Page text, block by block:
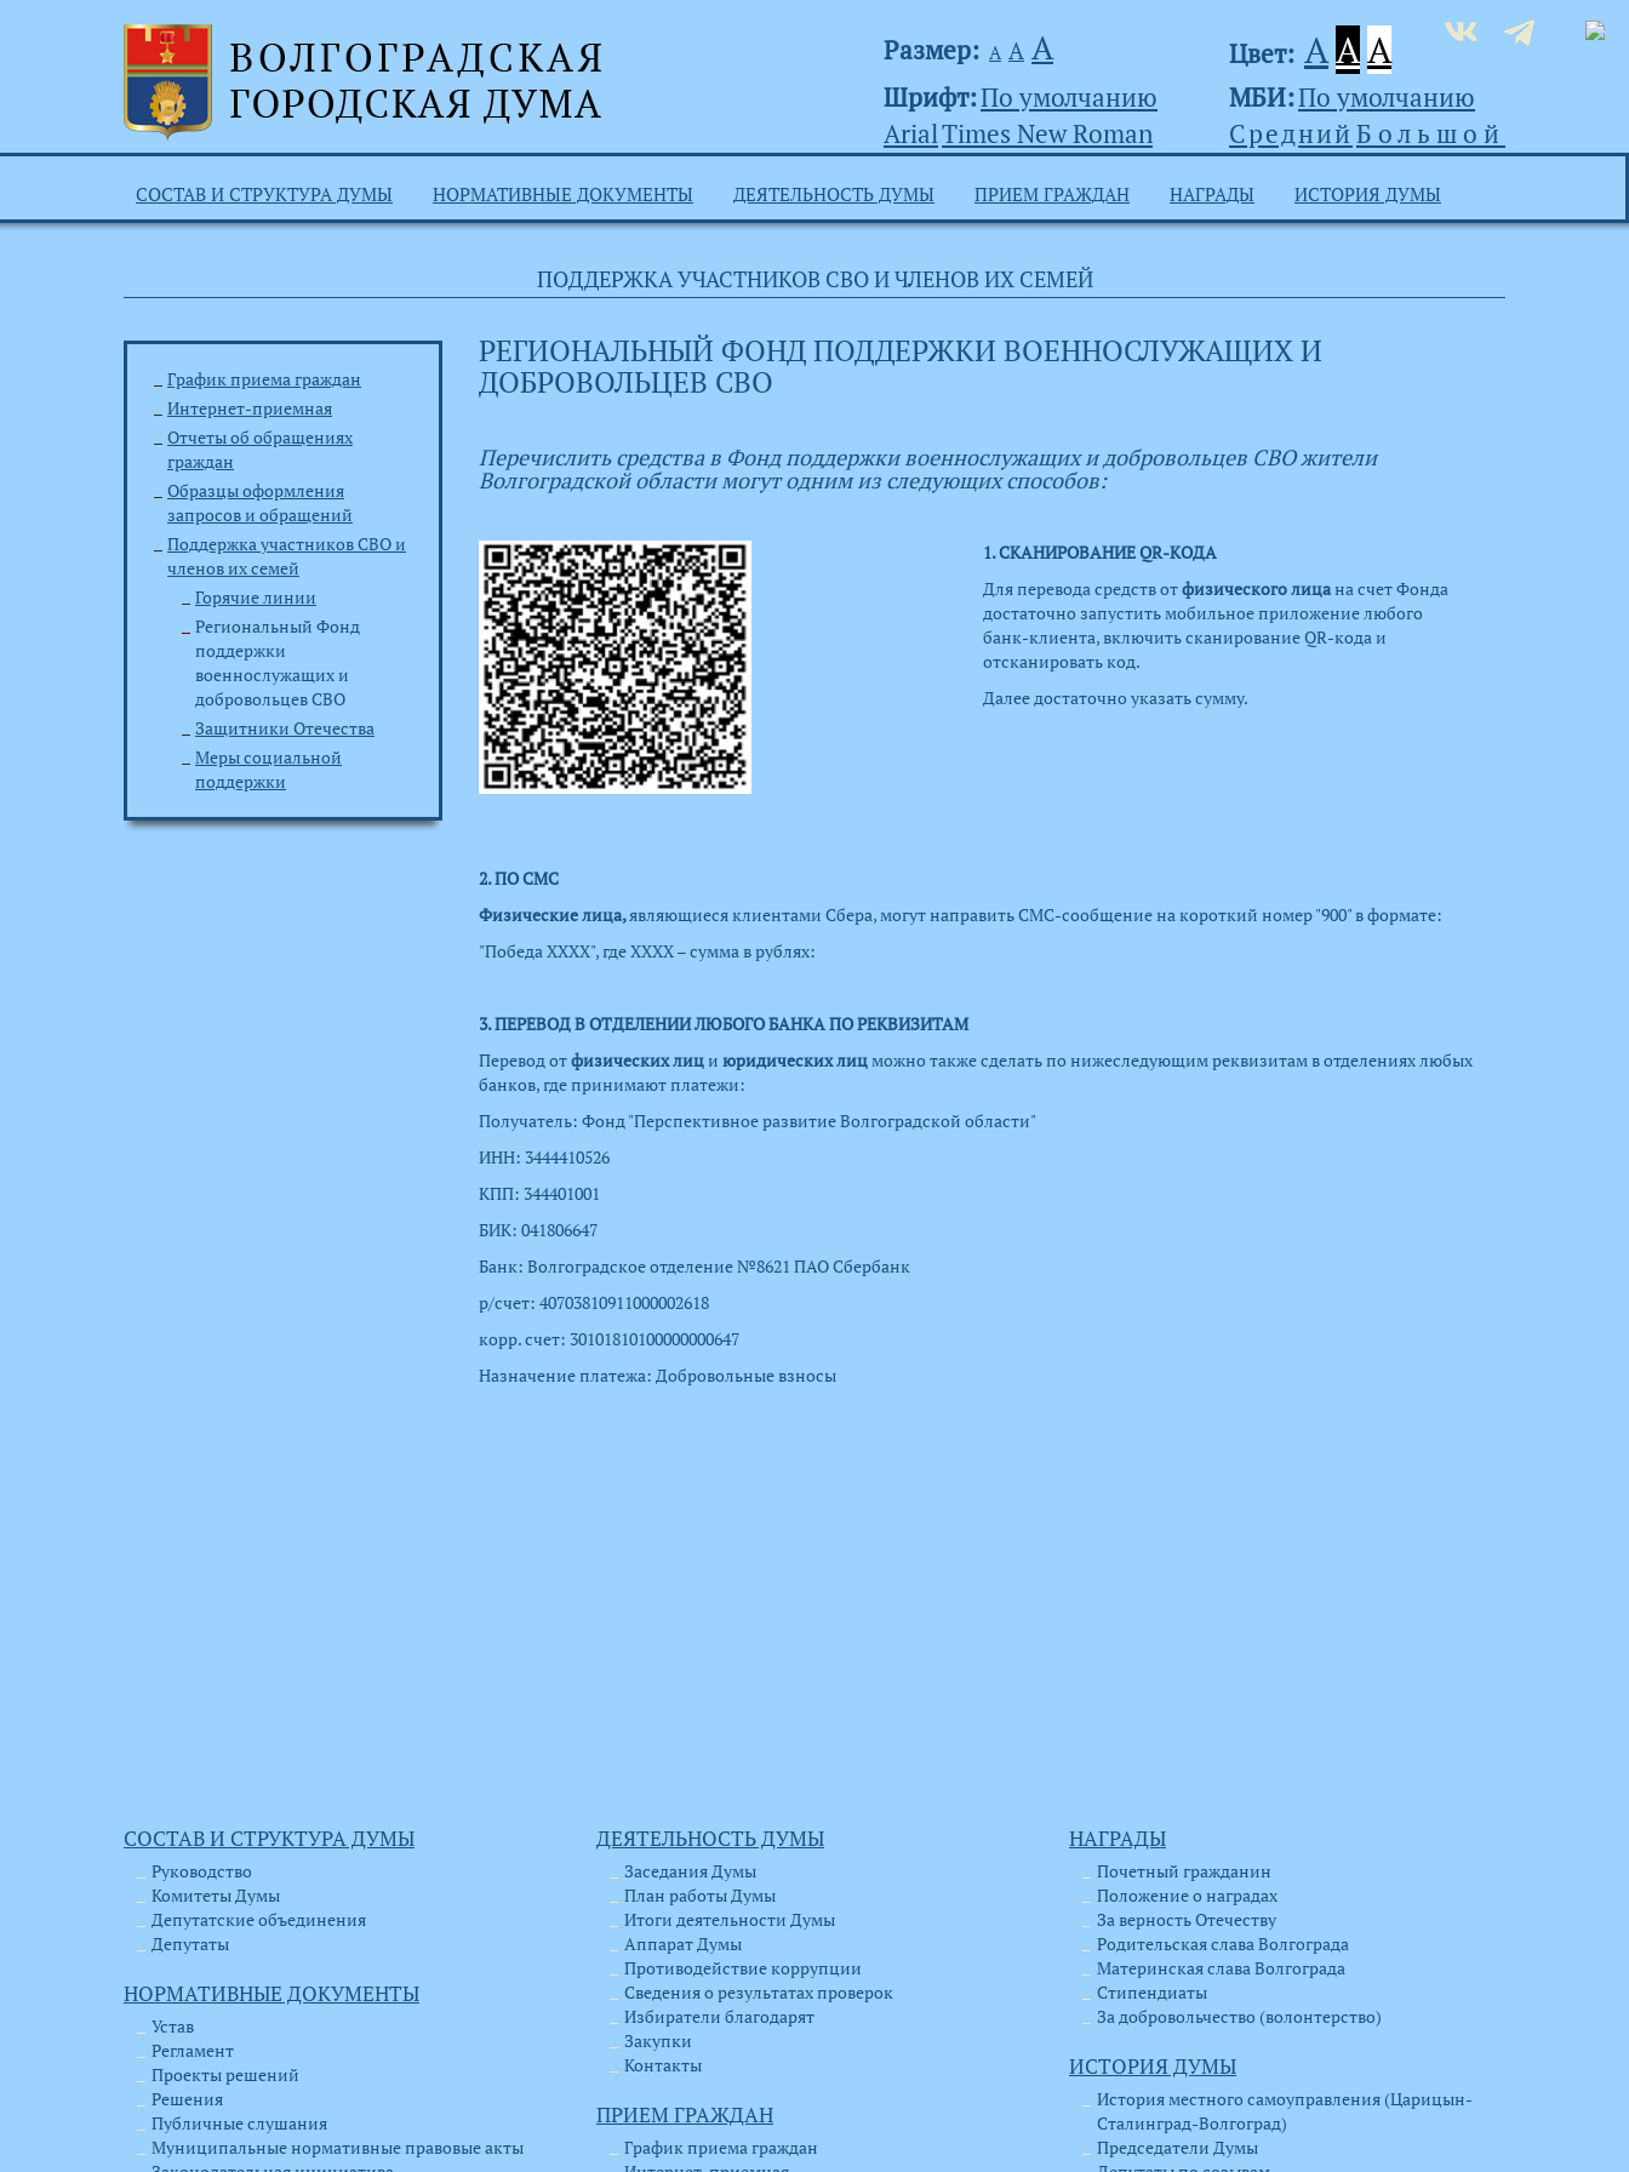
Размер: А А А Цвет: AAA
Шрифт:По умолчанию
ArialTimes New Roman
МБИ:По умолчанию
Средний Большой
СОСТАВ И СТРУКТУРА ДУМЫ НОРМАТИВНЫЕ ДОКУМЕНТЫ ДЕЯТЕЛЬНОСТЬ ДУМЫ ПРИЕМ ГРАЖДАН НАГРАДЫ ИСТОРИЯ ДУМЫ
ПОДДЕРЖКА УЧАСТНИКОВ СВО И ЧЛЕНОВ ИХ СЕМЕЙ
График приема граждан
Интернет-приемная
Отчеты об обращениях
граждан
Образцы оформления
запросов и обращений
Поддержка участников СВО и
членов их семей
Горячие линии
Региональный Фонд
поддержки
военнослужащих и
добровольцев СВО
Защитники Отечества
Меры социальной
поддержки
РЕГИОНАЛЬНЫЙ ФОНД ПОДДЕРЖКИ ВОЕННОСЛУЖАЩИХ И
ДОБРОВОЛЬЦЕВ СВО
Перечислить средства в Фонд поддержки военнослужащих и добровольцев СВО жители
Волгоградской области могут одним из следующих способов:
1. СКАНИРОВАНИЕ QR-КОДА
Для перевода средств отфизического лицана счет Фонда
достаточно запустить мобильное приложение любого
банк-клиента, включить сканирование QR-кода и
отсканировать код.
Далее достаточно указать сумму.
2. ПО СМС
Физические лица,являющиеся клиентами Сбера, могут направить СМС-сообщение на короткий номер "900" в формате:
"Победа ХХХХ", где ХХХХ – сумма в рублях:
3. ПЕРЕВОД В ОТДЕЛЕНИИ ЛЮБОГО БАНКА ПО РЕКВИЗИТАМ
Перевод отфизических лици юридических лицможно также сделать по нижеследующим реквизитам в отделениях любых
банков, где принимают платежи:
Получатель: Фонд "Перспективное развитие Волгоградской области"
ИНН: 3444410526
КПП: 344401001
БИК: 041806647
Банк: Волгоградское отделение №8621 ПАО Сбербанк
р/счет: 40703810911000002618
корр. счет: 30101810100000000647
Назначение платежа: Добровольные взносы
СОСТАВ И СТРУКТУРА ДУМЫ
Руководство
Комитеты Думы
Депутатские объединения
Депутаты
НОРМАТИВНЫЕ ДОКУМЕНТЫ
Устав
Регламент
Проекты решений
Решения
Публичные слушания
Муниципальные нормативные правовые акты
ДЕЯТЕЛЬНОСТЬ ДУМЫ
Заседания Думы
План работы Думы
Итоги деятельности Думы
Аппарат Думы
Противодействие коррупции
Сведения о результатах проверок
Избиратели благодарят
Закупки
Контакты
ПРИЕМ ГРАЖДАН
График приема граждан
НАГРАДЫ
Почетный гражданин
Положение о наградах
За верность Отечеству
Родительская слава Волгограда
Материнская слава Волгограда
Стипендиаты
За добровольчество (волонтерство)
ИСТОРИЯ ДУМЫ
История местного самоуправления (Царицын-
Сталинград-Волгоград)
Председатели Думы